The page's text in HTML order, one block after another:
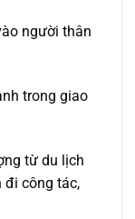
người thân
trong giao
từ du lịch
đi công tác,